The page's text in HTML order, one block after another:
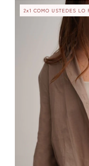
2x1 COMO USTEDES LO